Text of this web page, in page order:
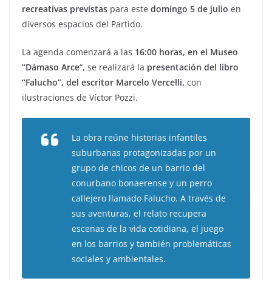
recreativas previstas para este domingo 5 de julio en
diversos espacios del Partido.
La agenda comenzará a las 16:00 horas, en el Museo
“Dámaso Arce“, se realizará la presentación del libro
“Falucho”, del escritor Marcelo Vercelli, con
ilustraciones de Víctor Pozzi.
La obra reúne historias infantiles
suburbanas protagonizadas por un
grupo de chicos de un barrio del
conurbano bonaerense y un perro
callejero llamado Falucho. A través de
sus aventuras, el relato recupera
escenas de la vida cotidiana, el juego
en los barrios y también problemáticas
sociales y ambientales.